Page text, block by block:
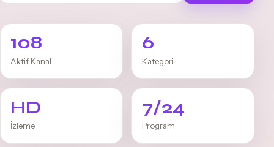
108
Aktif Kanal
6
Kategori
HD
İzleme
7/24
Program